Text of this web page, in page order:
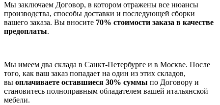
Мы заключаем Договор, в котором отражены все нюансы
производства, способы доставки и последующей сборки
вашего заказа. Вы вносите 70% стоимости заказа в качестве
предоплаты.
Мы имеем два склада в Санкт-Петербурге и в Москве. После
того, как ваш заказ попадает на один из этих складов,
вы оплачиваете оставшиеся 30% суммы по Договору и
становитесь полноправным обладателем вашей итальянской
мебели.